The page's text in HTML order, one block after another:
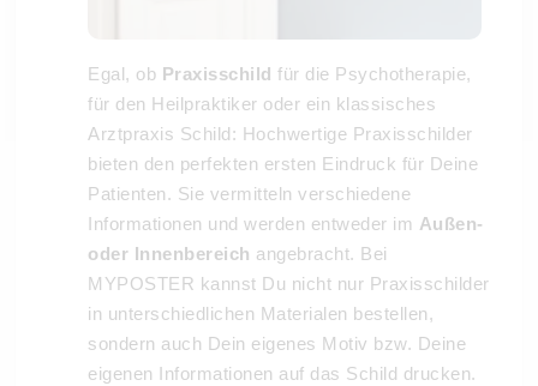
Egal, ob Praxisschild für die Psychotherapie,
für den Heilpraktiker oder ein klassisches
Arztpraxis Schild: Hochwertige Praxisschilder
bieten den perfekten ersten Eindruck für Deine
Patienten. Sie vermitteln verschiedene
Informationen und werden entweder im Außen-
oder Innenbereich angebracht. Bei
MYPOSTER kannst Du nicht nur Praxisschilder
in unterschiedlichen Materialen bestellen,
sondern auch Dein eigenes Motiv bzw. Deine
eigenen Informationen auf das Schild drucken.